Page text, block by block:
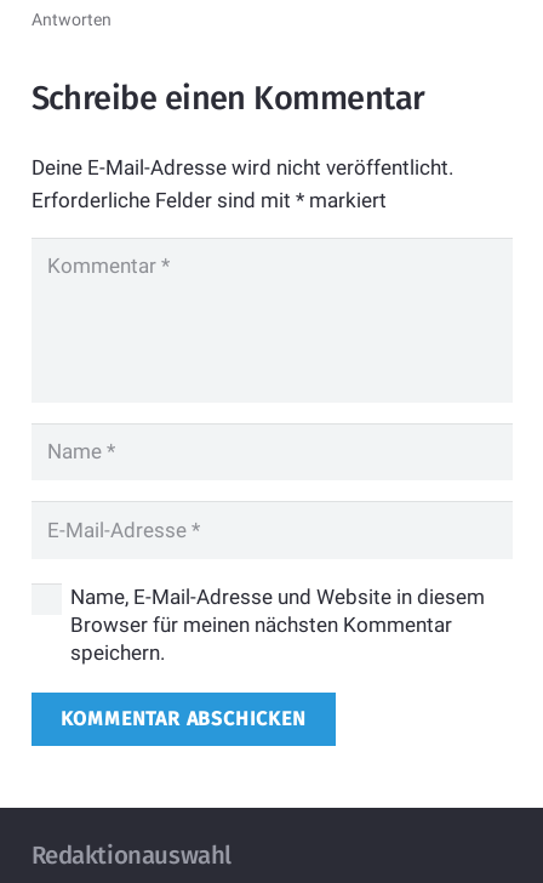
Antworten
Schreibe einen Kommentar
Deine E-Mail-Adresse wird nicht veröffentlicht.
Erforderliche Felder sind mit *markiert
Name, E-Mail-Adresse und Website in diesem
Browser für meinen nächsten Kommentar
speichern.
KOMMENTAR ABSCHICKEN
Redaktionauswahl